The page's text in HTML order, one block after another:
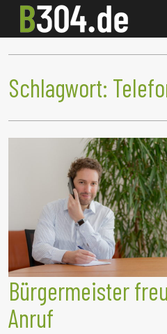
Schlagwort:
Bürgermeister
Anruf